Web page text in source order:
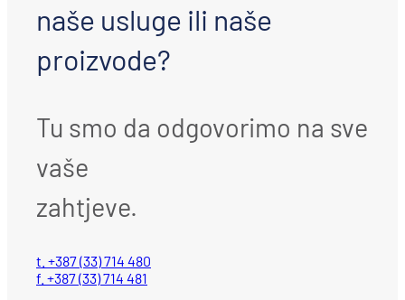
naše usluge ili naše
proizvode?
Tu smo da odgovorimo na sve
vaše
zahtjeve.
t. +387 (33) 714 480
f. +387 (33) 714 481